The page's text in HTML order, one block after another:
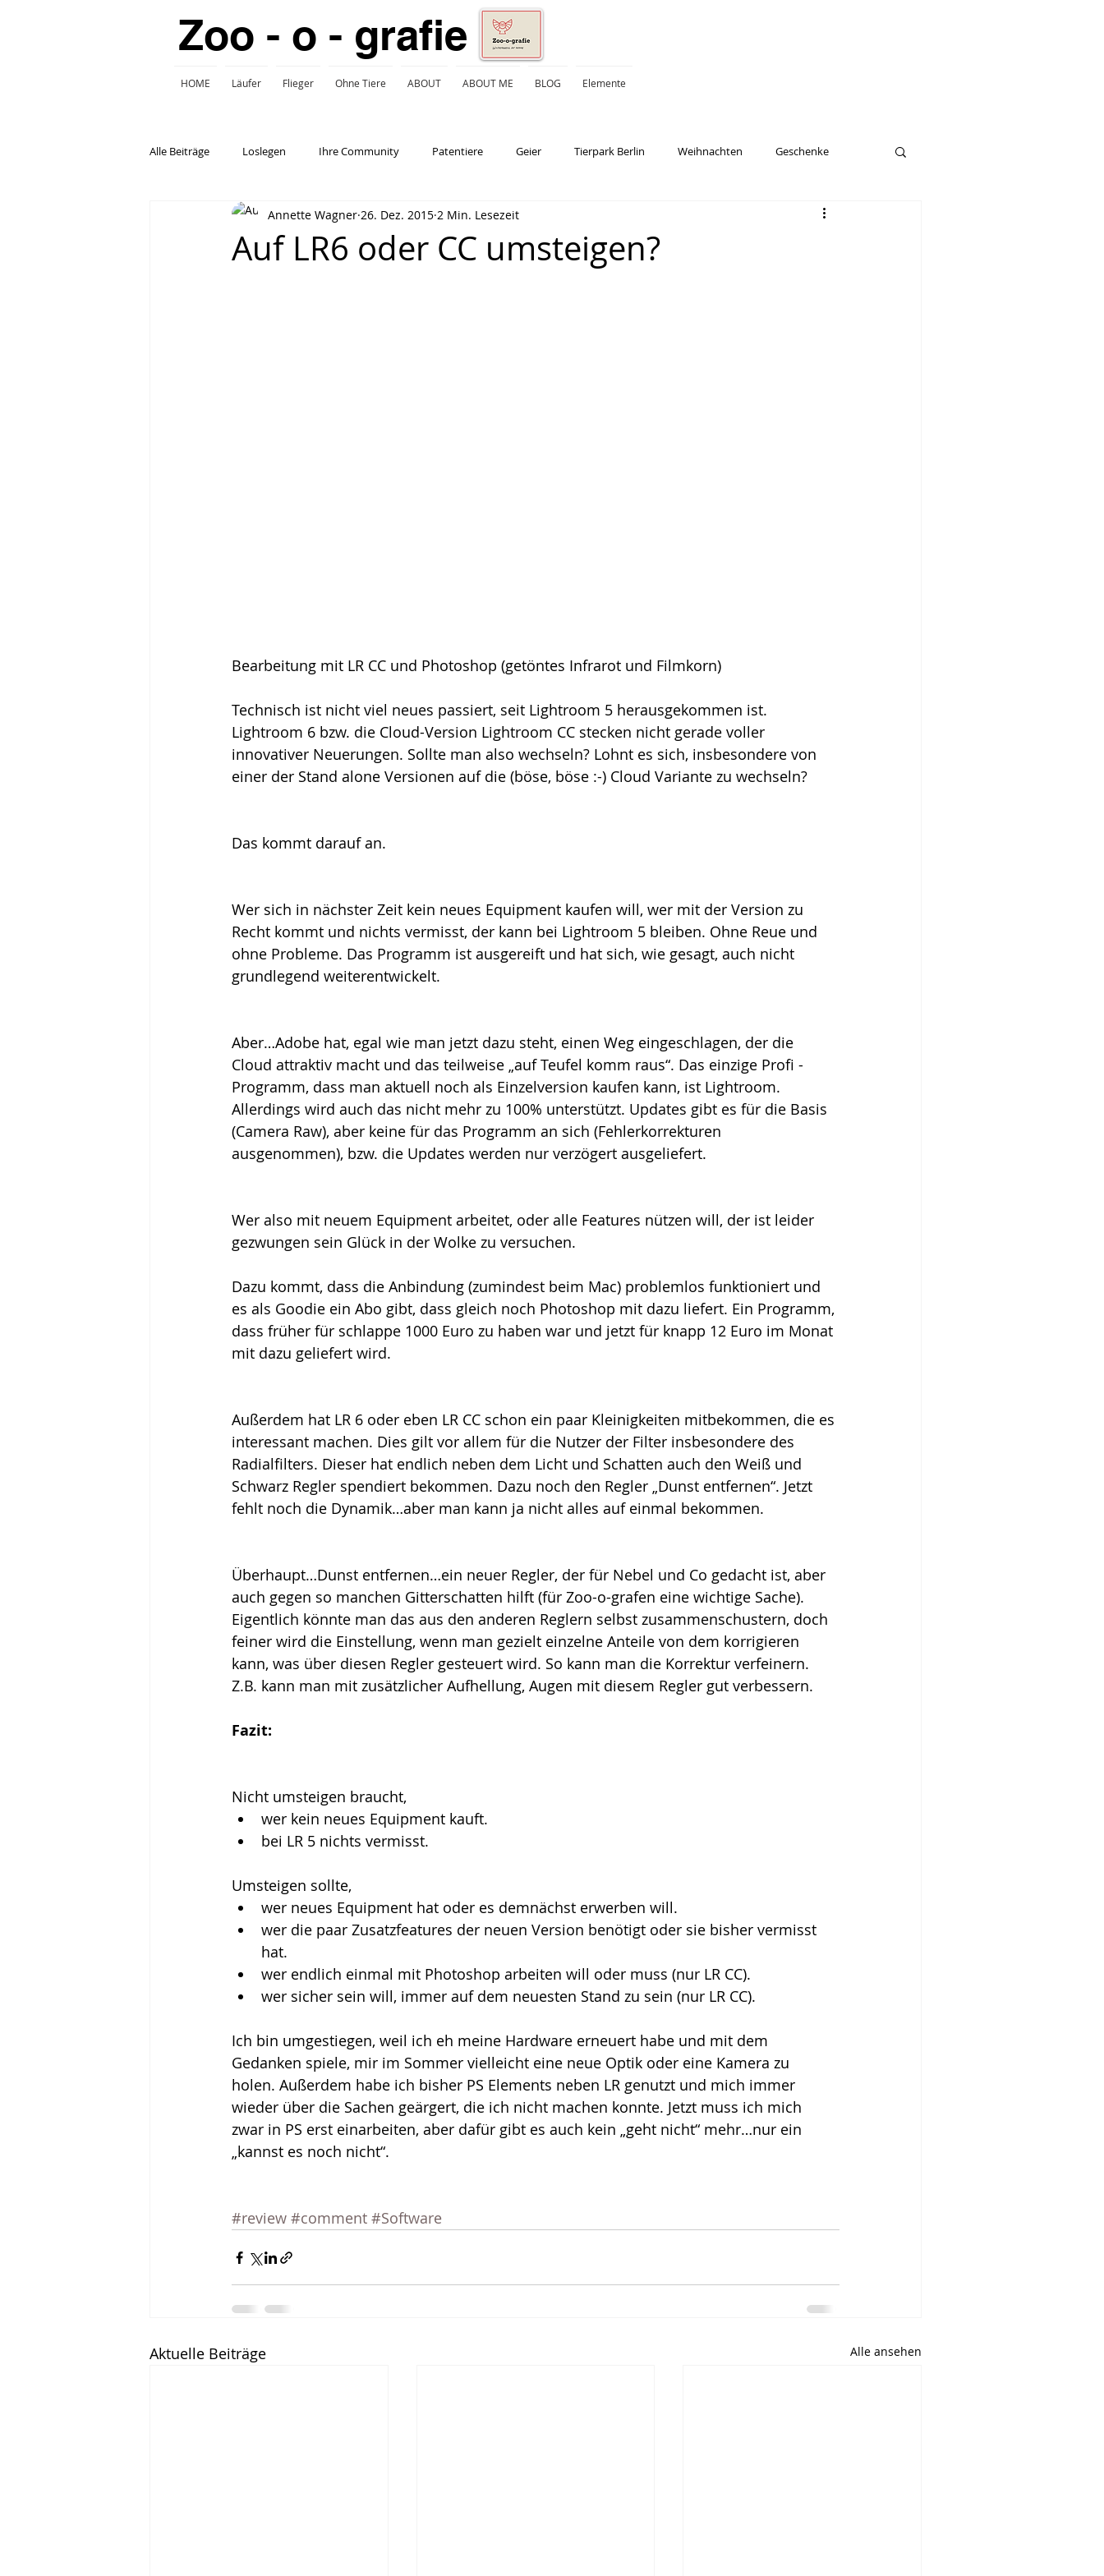
Zoo - o - grafie
Alle Beiträge Loslegen Ihre Community Patentiere Geier Tierpark Berlin Weihnachten Geschenke
Review Kameratest
Auf LR6 oder CC umsteigen?
Annette Wagner 26. Dez. 2015 2 Min. Lesezeit
Bearbeitung mit LR CC und Photoshop (getöntes Infrarot und Filmkorn)
Technisch ist nicht viel neues passiert, seit Lightroom 5 herausgekommen ist.
Lightroom 6 bzw. die Cloud-Version Lightroom CC stecken nicht gerade voller
innovativer Neuerungen. Sollte man also wechseln? Lohnt es sich, insbesondere von
einer der Stand alone Versionen auf die (böse, böse :-) Cloud Variante zu wechseln?
Das kommt darauf an.
Wer sich in nächster Zeit kein neues Equipment kaufen will, wer mit der Version zu
Recht kommt und nichts vermisst, der kann bei Lightroom 5 bleiben. Ohne Reue und
ohne Probleme. Das Programm ist ausgereift und hat sich, wie gesagt, auch nicht
grundlegend weiterentwickelt.
Aber…Adobe hat, egal wie man jetzt dazu steht, einen Weg eingeschlagen, der die
Cloud attraktiv macht und das teilweise „auf Teufel komm raus“. Das einzige Profi -
Programm, dass man aktuell noch als Einzelversion kaufen kann, ist Lightroom.
Allerdings wird auch das nicht mehr zu 100% unterstützt. Updates gibt es für die Basis
(Camera Raw), aber keine für das Programm an sich (Fehlerkorrekturen
ausgenommen), bzw. die Updates werden nur verzögert ausgeliefert.
Wer also mit neuem Equipment arbeitet, oder alle Features nützen will, der ist leider
gezwungen sein Glück in der Wolke zu versuchen.
Dazu kommt, dass die Anbindung (zumindest beim Mac) problemlos funktioniert und
es als Goodie ein Abo gibt, dass gleich noch Photoshop mit dazu liefert. Ein Programm,
dass früher für schlappe 1000 Euro zu haben war und jetzt für knapp 12 Euro im Monat
mit dazu geliefert wird.
Außerdem hat LR 6 oder eben LR CC schon ein paar Kleinigkeiten mitbekommen, die es
interessant machen. Dies gilt vor allem für die Nutzer der Filter insbesondere des
Radialfilters. Dieser hat endlich neben dem Licht und Schatten auch den Weiß und
Schwarz Regler spendiert bekommen. Dazu noch den Regler „Dunst entfernen“. Jetzt
fehlt noch die Dynamik…aber man kann ja nicht alles auf einmal bekommen.
Überhaupt…Dunst entfernen…ein neuer Regler, der für Nebel und Co gedacht ist, aber
auch gegen so manchen Gitterschatten hilft (für Zoo-o-grafen eine wichtige Sache).
Eigentlich könnte man das aus den anderen Reglern selbst zusammenschustern, doch
feiner wird die Einstellung, wenn man gezielt einzelne Anteile von dem korrigieren
kann, was über diesen Regler gesteuert wird. So kann man die Korrektur verfeinern.
Z.B. kann man mit zusätzlicher Aufhellung, Augen mit diesem Regler gut verbessern.
Fazit:
Nicht umsteigen braucht,
wer kein neues Equipment kauft.
bei LR 5 nichts vermisst.
Umsteigen sollte,
wer neues Equipment hat oder es demnächst erwerben will.
wer die paar Zusatzfeatures der neuen Version benötigt oder sie bisher vermisst
hat.
wer endlich einmal mit Photoshop arbeiten will oder muss (nur LR CC).
wer sicher sein will, immer auf dem neuesten Stand zu sein (nur LR CC).
Ich bin umgestiegen, weil ich eh meine Hardware erneuert habe und mit dem
Gedanken spiele, mir im Sommer vielleicht eine neue Optik oder eine Kamera zu
holen. Außerdem habe ich bisher PS Elements neben LR genutzt und mich immer
wieder über die Sachen geärgert, die ich nicht machen konnte. Jetzt muss ich mich
zwar in PS erst einarbeiten, aber dafür gibt es auch kein „geht nicht“ mehr…nur ein
„kannst es noch nicht“.
#review #comment #Software
Aktuelle Beiträge Alle ansehen
HOME Läufer Flieger Ohne Tiere ABOUT ABOUT ME BLOG Elemente